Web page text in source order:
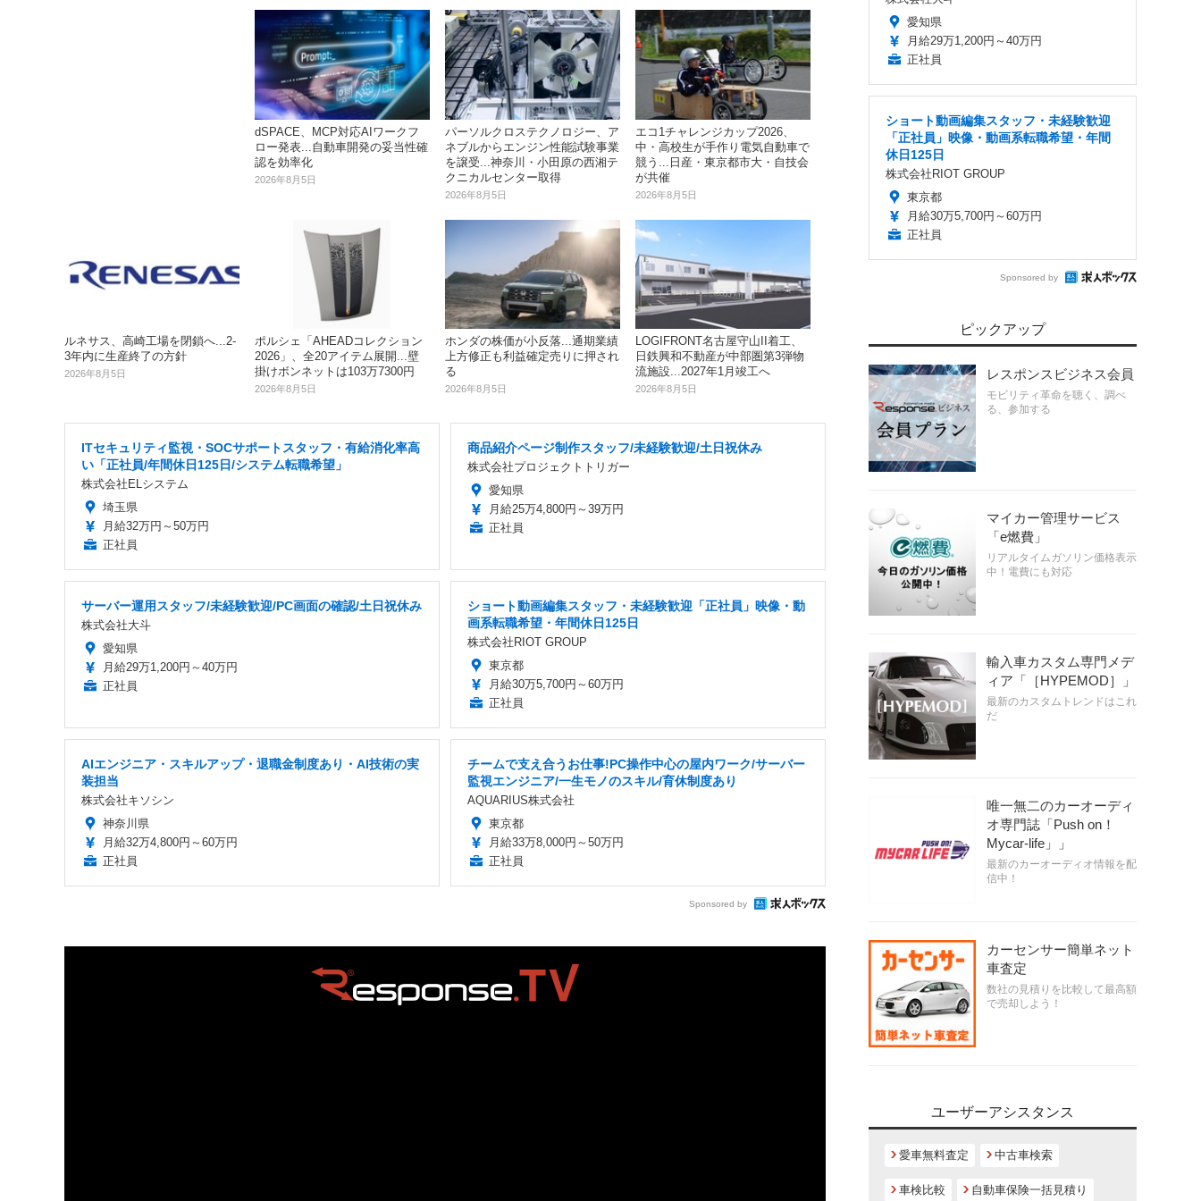
dSPACE、MCP対応AIワークフ
ロー発表...自動車開発の妥当性確
認を効率化
2026年8月5日
パーソルクロステクノロジー、ア
ネブルからエンジン性能試験事業
を譲受...神奈川・小田原の西湘テ
クニカルセンター取得
2026年8月5日
エコ1チャレンジカップ2026、
中・高校生が手作り電気自動車で
競う...日産・東京都市大・自技会
が共催
2026年8月5日
ルネサス、高崎工場を閉鎖へ...2‐
3年内に生産終了の方針
2026年8月5日
ポルシェ「AHEADコレクション
2026」、全20アイテム展開...壁
掛けボンネットは103万7300円
2026年8月5日
ホンダの株価が小反落...通期業績
上方修正も利益確定売りに押され
る
2026年8月5日
LOGIFRONT名古屋守山II着工、
日鉄興和不動産が中部圏第3弾物
流施設...2027年1月竣工へ
2026年8月5日
ITセキュリティ監視・SOCサポートスタッフ・有給消化率高
い「正社員/年間休日125日/システム転職希望」
株式会社ELシステム
埼玉県
月給32万円～50万円
正社員
商品紹介ページ制作スタッフ/未経験歓迎/土日祝休み
株式会社プロジェクトトリガー
愛知県
月給25万4,800円～39万円
正社員
サーバー運用スタッフ/未経験歓迎/PC画面の確認/土日祝休み
株式会社大斗
愛知県
月給29万1,200円～40万円
正社員
ショート動画編集スタッフ・未経験歓迎「正社員」映像・動
画系転職希望・年間休日125日
株式会社RIOT GROUP
東京都
月給30万5,700円～60万円
正社員
AIエンジニア・スキルアップ・退職金制度あり・AI技術の実
装担当
株式会社キソシン
神奈川県
月給32万4,800円～60万円
正社員
チームで支え合うお仕事!PC操作中心の屋内ワーク/サーバー
監視エンジニア/一生モノのスキル/育休制度あり
AQUARIUS株式会社
東京都
月給33万8,000円～50万円
正社員
Sponsored by
愛知県
月給29万1,200円～40万円
正社員
ショート動画編集スタッフ・未経験歓迎
「正社員」映像・動画系転職希望・年間
休日125日
株式会社RIOT GROUP
東京都
月給30万5,700円～60万円
正社員
Sponsored by
ピックアップ
レスポンスビジネス会員
モビリティ革命を聴く、調べ
る、参加する
マイカー管理サービス
「e燃費」
リアルタイムガソリン価格表示
中！電費にも対応
輸入車カスタム専門メデ
ィア「［HYPEMOD］」
最新のカスタムトレンドはこれ
だ
唯一無二のカーオーディ
オ専門誌「Push on！
Mycar-life」」
最新のカーオーディオ情報を配
信中！
カーセンサー簡単ネット
車査定
数社の見積りを比較して最高額
で売却しよう！
ユーザーアシスタンス
愛車無料査定 中古車検索
車検比較 自動車保険一括見積り